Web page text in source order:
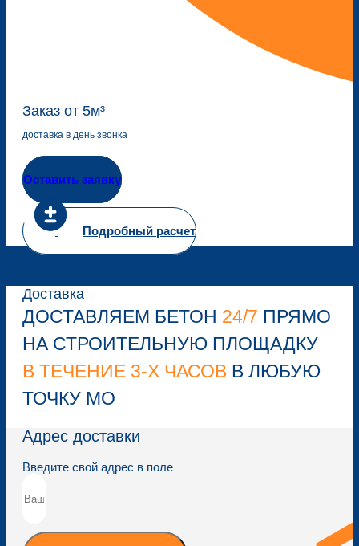
Заказ от 5м³
доставка в день звонка
Оставить заявку
Подробный расчет
Доставка
ДОСТАВЛЯЕМ БЕТОН 24/7 ПРЯМО
НА СТРОИТЕЛЬНУЮ ПЛОЩАДКУ
В ТЕЧЕНИЕ 3-Х ЧАСОВ В ЛЮБУЮ
ТОЧКУ МО
Адрес доставки
Введите свой адрес в поле